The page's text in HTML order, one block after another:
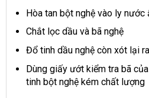
Hòa tan bột nghệ vào ly nước
Chắt lọc dầu và bã nghệ
Đổ tinh dầu nghệ còn xót lại
Dùng giấy ướt kiểm tra bã
tinh bột nghệ kém chất lượng